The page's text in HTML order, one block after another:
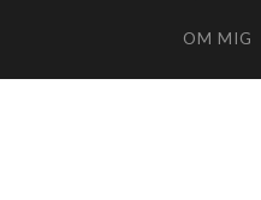
OM MIG